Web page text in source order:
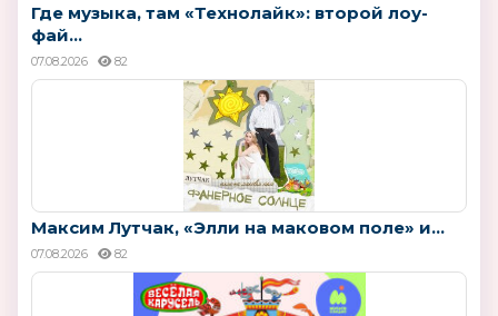
Где музыка, там «Технолайк»: второй лоу-
фай...
07.08.2026 82
Максим Лутчак, «Элли на маковом поле» и...
07.08.2026 82